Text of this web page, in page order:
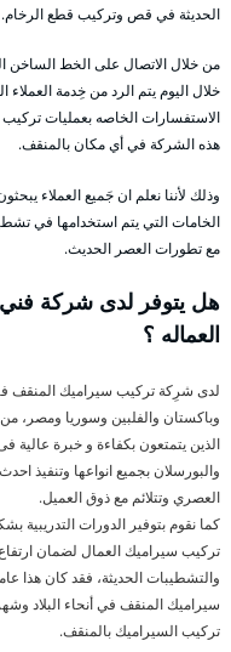
الحديثة في قص وتركيب قطع الرخام.
من خلال الاتصال على الخط
خلال اليوم يتم الرد من خِدمة العملاء
الاستفسارات الخاصه بعمليات
هذه الشركة في أي مكان بالمنقف.
وذلك لأننا نعلم ان جَميع العملاء
الخامات التي يتم استخدامها في
مع تطورات العصر الحديث.
هل يتوفر لدى شركة
العماله ؟
لدى شرِكة تركيب سيراميك المنقف
وباكستان والفلبين وسوريا ومصر،
الذين يتمتعون بكفاءة و خبرة
والبورسلان بجميع انواعها وتنفيذ
العصري وتتلائم مع ذوق العميل.
كما نقوم بتوفير الدورات
تركيب سيراميك العمال لضمان
والتشطيبات الحديثة، فقد كان هذا
سيراميك المنقف في أنحاء البلاد
تركيب السيراميك بالمنقف.